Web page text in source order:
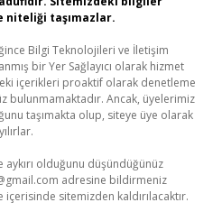
niteliği taşımazlar.
Bilgi Teknolojileri ve İletişim
bir Yer Sağlayıcı olarak hizmet
içerikleri proaktif olarak denetleme
bulunmamaktadır. Ancak, üyelerimiz
taşımakta olup, siteye üye olarak
olduğunu düşündüğünüz
adresine bildirmeniz
sitemizden kaldırılacaktır.